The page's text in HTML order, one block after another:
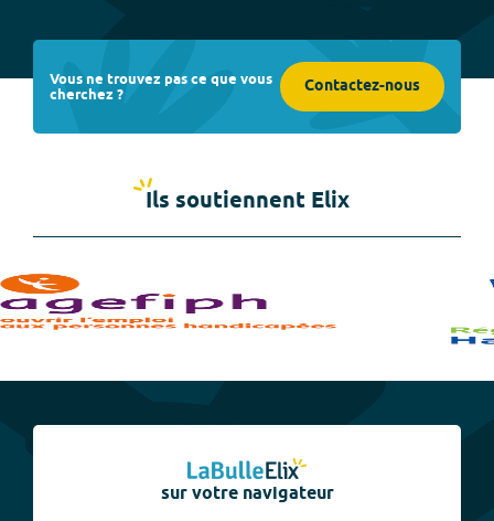
Vous ne trouvez pas ce que vous
cherchez ? Contactez-nous
Ils soutiennent Elix
sur votre navigateur